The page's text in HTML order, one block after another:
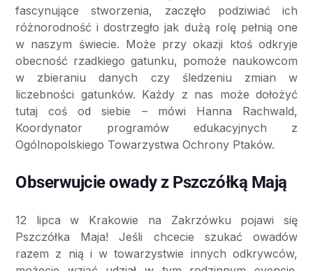
fascynujące stworzenia, zaczęło podziwiać ich
różnorodność i dostrzegło jak dużą rolę pełnią one
w naszym świecie. Może przy okazji ktoś odkryje
obecność rzadkiego gatunku, pomoże naukowcom
w zbieraniu danych czy śledzeniu zmian w
liczebności gatunków. Każdy z nas może dołożyć
tutaj coś od siebie – mówi Hanna Rachwald,
Koordynator programów edukacyjnych z
Ogólnopolskiego Towarzystwa Ochrony Ptaków.
Obserwujcie owady z Pszczółką Mają
12 lipca w Krakowie na Zakrzówku pojawi się
Pszczółka Maja! Jeśli chcecie szukać owadów
razem z nią i w towarzystwie innych odkrywców,